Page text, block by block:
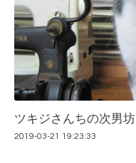
ツキジさんちの次男坊
2019-03-21 19:23:33